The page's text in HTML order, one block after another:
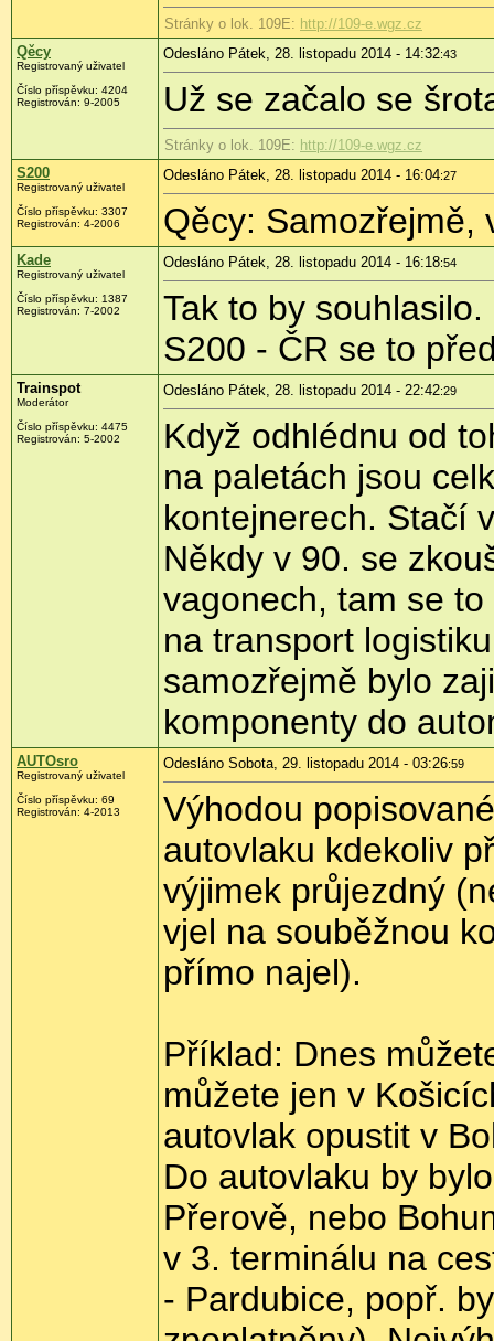
Stránky o lok. 109E: http://109-e.wgz.cz
Qěcy
Registrovaný uživatel
Číslo příspěvku: 4204
Registrován: 9-2005
Odesláno Pátek, 28. listopadu 2014 - 14:32:43
Už se začalo se
Stránky o lok. 109E: http://109-e.wgz.cz
S200
Registrovaný uživatel
Číslo příspěvku: 3307
Registrován: 4-2006
Odesláno Pátek, 28. listopadu 2014 - 16:04:27
Qěcy: Samozřejmě,
Kade
Registrovaný uživatel
Číslo příspěvku: 1387
Registrován: 7-2002
Odesláno Pátek, 28. listopadu 2014 - 16:18:54
Tak to by souhlasilo.
S200 - ČR se to
Trainspot
Moderátor
Číslo příspěvku: 4475
Registrován: 5-2002
Odesláno Pátek, 28. listopadu 2014 - 22:42:29
Když odhlédnu od
na paletách jsou
kontejnerech. Stačí
Někdy v 90. se
vagonech, tam se
na transport
samozřejmě bylo
komponenty do
AUTOsro
Registrovaný uživatel
Číslo příspěvku: 69
Registrován: 4-2013
Odesláno Sobota, 29. listopadu 2014 - 03:26:59
Výhodou
autovlaku kdekoliv
výjimek průjezdný
vjel na souběžnou
přímo najel).
Příklad: Dnes
můžete jen v
autovlak opustit v
Do autovlaku by
Přerově, nebo
v 3. terminálu na
- Pardubice, popř.